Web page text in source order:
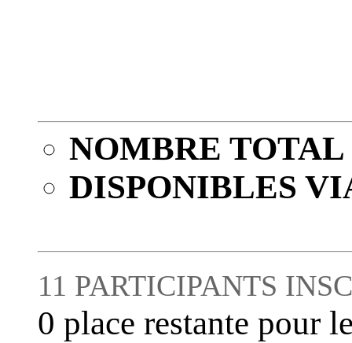
NOMBRE TOTAL
DISPONIBLES
11 PARTICIPANTS
0 place restante pour